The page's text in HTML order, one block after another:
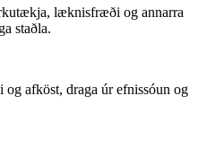
læknisfræði og annarra
staðla.
afköst, draga úr efnissóun og